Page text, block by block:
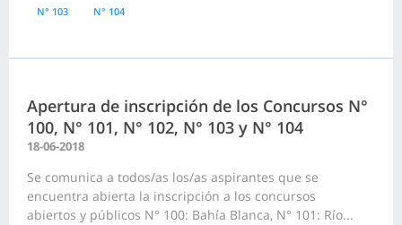
N° 103 N° 104
Apertura de inscripción de los Concursos N°
100, N° 101, N° 102, N° 103 y N° 104
18-06-2018
Se comunica a todos/as los/as aspirantes que se
encuentra abierta la inscripción a los concursos
abiertos y públicos N° 100: Bahía Blanca, N° 101: Río...